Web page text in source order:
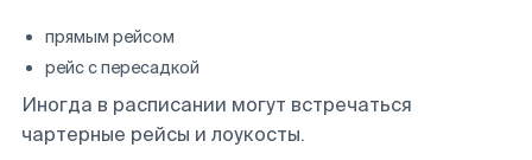
прямым рейсом
рейс с пересадкой
Иногда в расписании могут встречаться
чартерные рейсы и лоукосты.